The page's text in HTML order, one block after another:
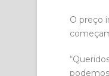
O preço